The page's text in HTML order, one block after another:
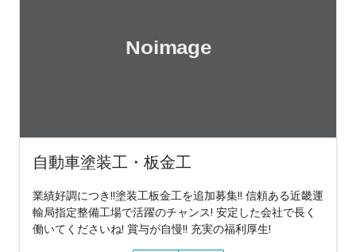
自動車塗装工・板金工
業績好調につき!!塗装工板金工を追加募集!! 信頼ある近畿運
輸局指定整備工場で活躍のチャンス! 安定した会社で長く
働いてくださいね! 賞与が自慢!! 充実の福利厚生!